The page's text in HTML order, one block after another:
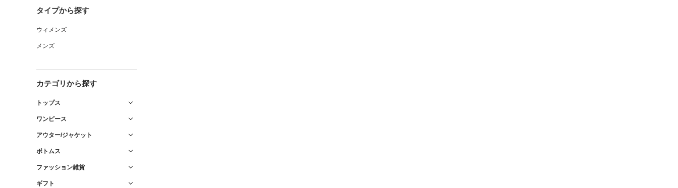
タイプから探す
ウィメンズ
メンズ
カテゴリから探す
トップス
ワンピース
アウター/ジャケット
ボトムス
ファッション雑貨
ギフト